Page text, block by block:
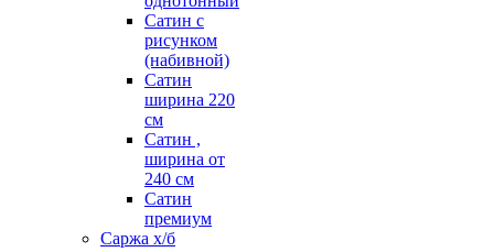
Сатин с
рисунком
(набивной)
Сатин
ширина 220
см
Сатин ,
ширина от
240 см
Сатин
премиум
Саржа х/б